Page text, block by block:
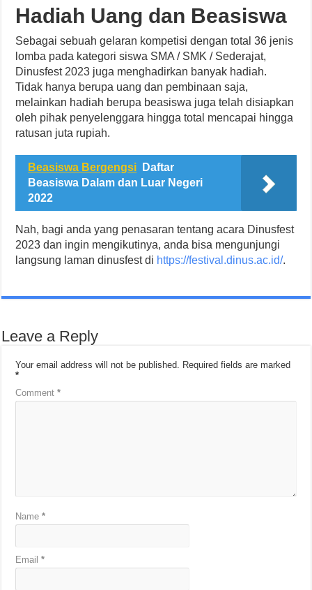
Hadiah Uang dan Beasiswa
Sebagai sebuah gelaran kompetisi dengan total 36 jenis
lomba pada kategori siswa SMA / SMK / Sederajat,
Dinusfest 2023 juga menghadirkan banyak hadiah.
Tidak hanya berupa uang dan pembinaan saja,
melainkan hadiah berupa beasiswa juga telah disiapkan
oleh pihak penyelenggara hingga total mencapai hingga
ratusan juta rupiah.
Beasiswa Bergengsi
Daftar
Beasiswa Dalam dan Luar Negeri
2022
Nah, bagi anda yang penasaran tentang acara Dinusfest
2023 dan ingin mengikutinya, anda bisa mengunjungi
langsung laman dinusfest di https://festival.dinus.ac.id/.
Leave a Reply
Your email address will not be published. Required fields are marked
*
Comment*
Name*
Email*